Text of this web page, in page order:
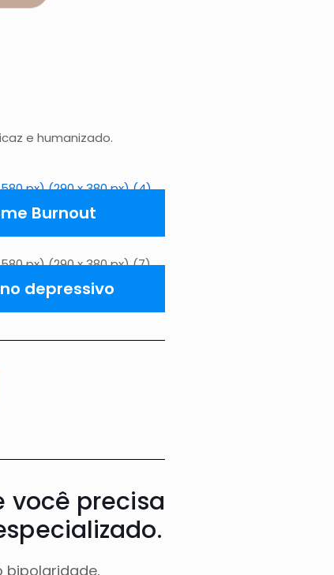
e humanizado.
Burnout
depressivo
você precisa
bipolaridade,